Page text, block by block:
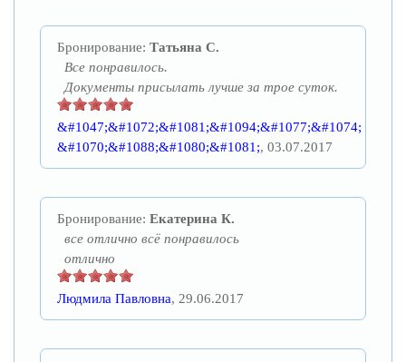
Бронирование: Татьяна С.
Все понравилось.
Документы присылать лучше за трое суток.
&#1047;&#1072;&#1081;&#1094;&#1077;&#1074;
&#1070;&#1088;&#1080;&#1081;, 03.07.2017
Бронирование: Екатерина К.
все отлично всё понравилось
отлично
Людмила Павловна, 29.06.2017